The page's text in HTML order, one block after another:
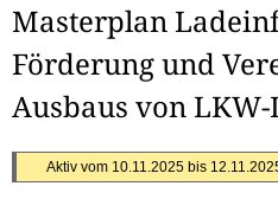
Masterplan
Förderung und
Ausbaus von
Aktiv vom 10.11.2025 bis